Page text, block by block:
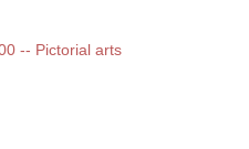
-- Pictorial arts